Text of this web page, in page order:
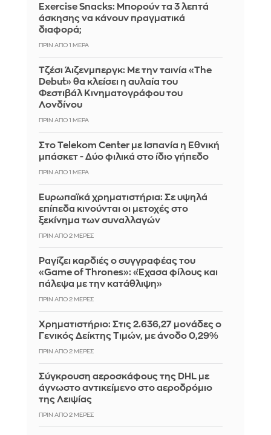
Exercise Snacks: Μπορούν τα 3 λεπτά
άσκησης να κάνουν πραγματικά
διαφορά;
ΠΡΙΝ ΑΠΌ 1 ΜΈΡΑ
Τζέσι Άιζενμπεργκ: Με την ταινία «The
Debut» θα κλείσει η αυλαία του
Φεστιβάλ Κινηματογράφου του
Λονδίνου
ΠΡΙΝ ΑΠΌ 1 ΜΈΡΑ
Στο Telekom Center με Ισπανία η Εθνική
μπάσκετ - Δύο φιλικά στο ίδιο γήπεδο
ΠΡΙΝ ΑΠΌ 1 ΜΈΡΑ
Ευρωπαϊκά χρηματιστήρια: Σε υψηλά
επίπεδα κινούνται οι μετοχές στο
ξεκίνημα των συναλλαγών
ΠΡΙΝ ΑΠΌ 2 ΜΈΡΕΣ
Ραγίζει καρδιές ο συγγραφέας του
«Game of Thrones»: «Έχασα φίλους και
πάλεψα με την κατάθλιψη»
ΠΡΙΝ ΑΠΌ 2 ΜΈΡΕΣ
Χρηματιστήριο: Στις 2.636,27 μονάδες ο
Γενικός Δείκτης Τιμών, με άνοδο 0,29%
ΠΡΙΝ ΑΠΌ 2 ΜΈΡΕΣ
Σύγκρουση αεροσκάφους της DHL με
άγνωστο αντικείμενο στο αεροδρόμιο
της Λειψίας
ΠΡΙΝ ΑΠΌ 2 ΜΈΡΕΣ